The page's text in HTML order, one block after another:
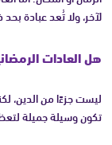
لآخر، ولا تُعد عبادة بحد
هل العادات
ليست جزءًا من الدين،
تكون وسيلة جميلة